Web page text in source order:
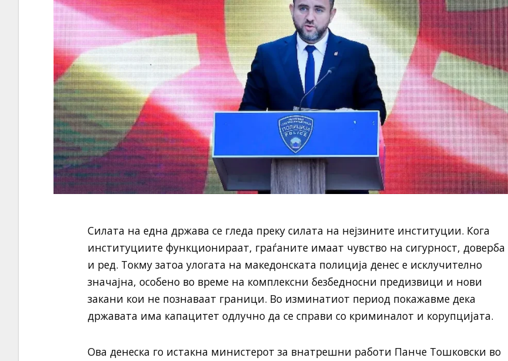
Силата на една држава се гледа преку силата на нејзините институции. Кога
институциите функционираат, граѓаните имаат чувство на сигурност, доверба
и ред. Токму затоа улогата на македонската полиција денес е исклучително
значајна, особено во време на комплексни безбедносни предизвици и нови
закани кои не познаваат граници. Во изминатиот период покажавме дека
државата има капацитет одлучно да се справи со криминалот и корупцијата.
Ова денеска го истакна министерот за внатрешни работи Панче Тошковски во